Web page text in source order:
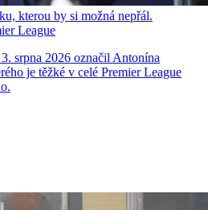
kterou by si možná nepřál.
League
srpna 2026 označil Antonína
je těžké v celé Premier League